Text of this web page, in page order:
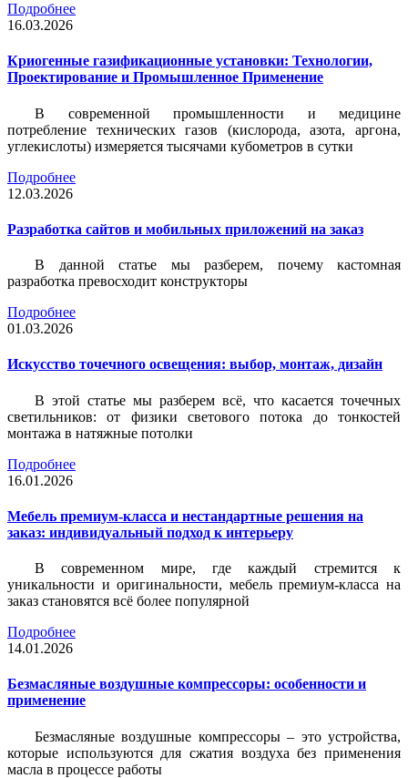
Подробнее
16.03.2026
Криогенные газификационные установки: Технологии,
Проектирование и Промышленное Применение
В современной промышленности и медицине
потребление технических газов (кислорода, азота, аргона,
углекислоты) измеряется тысячами кубометров в сутки
Подробнее
12.03.2026
Разработка сайтов и мобильных приложений на заказ
В данной статье мы разберем, почему кастомная
разработка превосходит конструкторы
Подробнее
01.03.2026
Искусство точечного освещения: выбор, монтаж, дизайн
В этой статье мы разберем всё, что касается точечных
светильников: от физики светового потока до тонкостей
монтажа в натяжные потолки
Подробнее
16.01.2026
Мебель премиум-класса и нестандартные решения на
заказ: индивидуальный подход к интерьеру
В современном мире, где каждый стремится к
уникальности и оригинальности, мебель премиум-класса на
заказ становятся всё более популярной
Подробнее
14.01.2026
Безмасляные воздушные компрессоры: особенности и
применение
Безмасляные воздушные компрессоры – это устройства,
которые используются для сжатия воздуха без применения
масла в процессе работы